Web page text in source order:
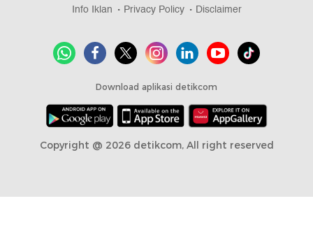
Info Iklan
Privacy Policy Disclaimer
Download aplikasi detikcom
Copyright @ 2026 detikcom, All right reserved